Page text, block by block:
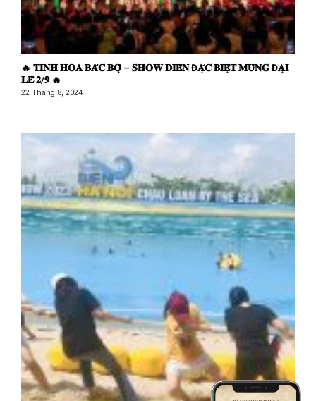
🔥 𝐓𝐈𝐍𝐇 𝐇𝐎𝐀 𝐁𝐀̆́𝐂 𝐁𝐎̣̂ – 𝐒𝐇𝐎𝐖 𝐃𝐈𝐄̂̃𝐍 Đ𝐀̣̆𝐂 𝐁𝐈𝐄̣̂𝐓 𝐌𝐔̛̀𝐍𝐆 Đ𝐀̣𝐈
𝐋𝐄̂̃ 𝟐/𝟗 🔥
22 Tháng 8, 2024